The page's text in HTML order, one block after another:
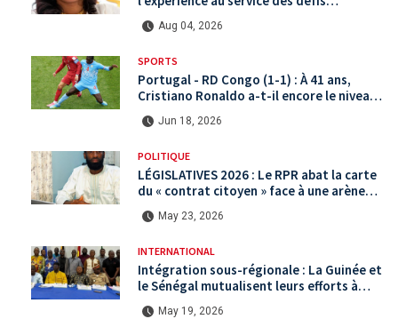
territoriaux sous la 5ème République
Aug 04, 2026
SPORTS
Portugal - RD Congo (1-1) : À 41 ans,
Cristiano Ronaldo a-t-il encore le niveau
international ?
Jun 18, 2026
POLITIQUE
LÉGISLATIVES 2026 : Le RPR abat la carte
du « contrat citoyen » face à une arène
politique saturée.
May 23, 2026
INTERNATIONAL
Intégration sous-régionale : La Guinée et
le Sénégal mutualisent leurs efforts à
Koundara via le programme RéZo
May 19, 2026